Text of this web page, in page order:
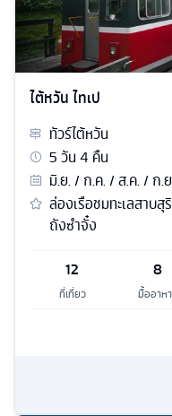
ไต้หวัน ไทเป
ทัวร์ไต้หวัน
5วัน4 คืน
มิ.ย. / ก.ค. / ส.ค. / ก.
ล่องเรือชมทะเลสาบ
ถังซำจั๋ง
12
ที่เที่ยว
8
มื้ออาห